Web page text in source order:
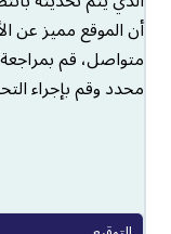
أن الموقع مميز عن
متواصل، قم
محدد وقم بإجراء